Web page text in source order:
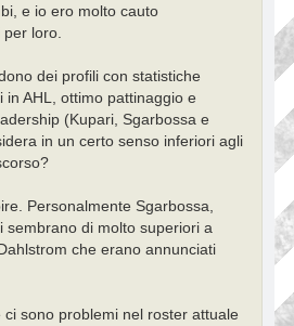
e io ero molto cauto
per loro.
dei profili con statistiche
in AHL, ottimo pattinaggio e
(Kupari, Sgarbossa e
in un certo senso inferiori agli
Personalmente Sgarbossa,
sembrano di molto superiori a
che erano annunciati
ci sono problemi nel roster attuale